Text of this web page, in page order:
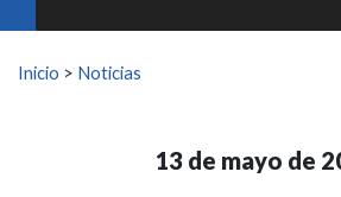
Buscar:
Inicio > Noticias
13 de mayo de